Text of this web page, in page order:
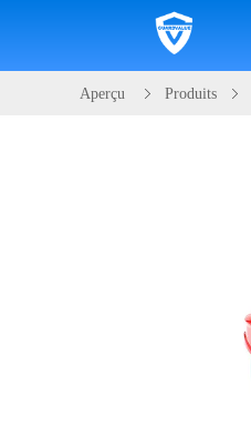
Aperçu Produits